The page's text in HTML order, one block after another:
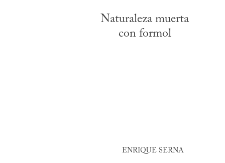
Naturaleza muerta
con formol
ENRIQUE SERNA